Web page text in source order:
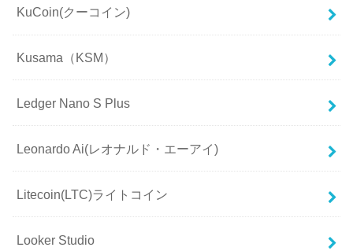
KuCoin(クーコイン)
Kusama（KSM）
Ledger Nano S Plus
Leonardo Ai(レオナルド・エーアイ)
Litecoin(LTC)ライトコイン
Looker Studio